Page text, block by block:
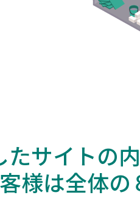
サイトの内
様は全体の